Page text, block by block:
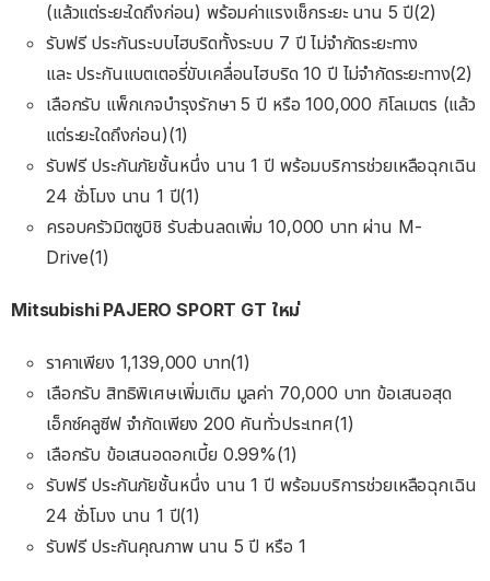
(แล้วแต่ระยะใดถึงก่อน) พร้อมค่าแรงเช็กระยะ นาน 5 ปี(2)
รับฟรี ประกันระบบไฮบริดทั้งระบบ 7 ปี ไม่จํากัดระยะทาง
และ ประกันแบตเตอรี่ขับเคลื่อนไฮบริด 10 ปี ไม่จํากัดระยะทาง(2)
เลือกรับ แพ็กเกจบํารุงรักษา 5 ปี หรือ 100,000 กิโลเมตร (แล้ว
แต่ระยะใดถึงก่อน)(1)
รับฟรี ประกันภัยชั้นหนึ่ง นาน 1 ปี พร้อมบริการช่วยเหลือฉุกเฉิน
24 ชั่วโมง นาน 1 ปี(1)
ครอบครัวมิตซูบิชิ รับส่วนลดเพิ่ม 10,000 บาท ผ่าน M-
Drive(1)
Mitsubishi PAJERO SPORT GT ใหม่
ราคาเพียง 1,139,000 บาท(1)
เลือกรับ สิทธิพิเศษเพิ่มเติม มูลค่า 70,000 บาท ข้อเสนอสุด
เอ็กซ์คลูซีฟ จํากัดเพียง 200 คันทั่วประเทศ(1)
เลือกรับ ข้อเสนอดอกเบี้ย 0.99%(1)
รับฟรี ประกันภัยชั้นหนึ่ง นาน 1 ปี พร้อมบริการช่วยเหลือฉุกเฉิน
24 ชั่วโมง นาน 1 ปี(1)
รับฟรี ประกันคุณภาพ นาน 5 ปี หรือ 1